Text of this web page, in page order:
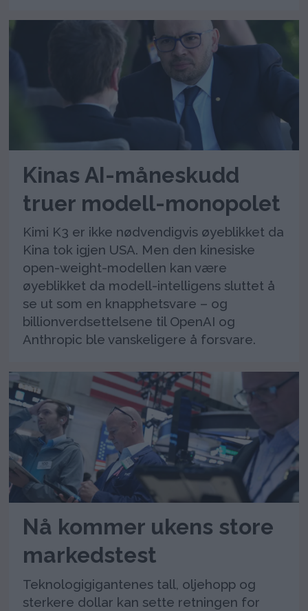
Kinas AI-måneskudd
truer modell-monopolet
Kimi K3 er ikke nødvendigvis øyeblikket da
Kina tok igjen USA. Men den kinesiske
open-weight-modellen kan være
øyeblikket da modell-intelligens sluttet å
se ut som en knapphetsvare – og
billionverdsettelsene til OpenAI og
Anthropic ble vanskeligere å forsvare.
Nå kommer ukens store
markedstest
Teknologigigantenes tall, oljehopp og
sterkere dollar kan sette retningen for